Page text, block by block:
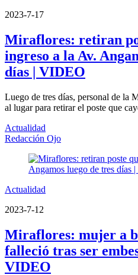
2023-7-17
Miraflores: retiran
ingreso a la Av.
días | VIDEO
Luego de tres días, personal de la
al lugar para retirar el poste que
Actualidad
Redacción Ojo
Actualidad
2023-7-12
Miraflores: mujer a
falleció tras ser
VIDEO